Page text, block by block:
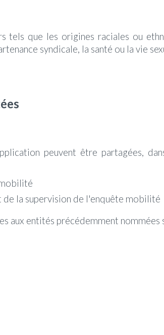
tels que les origines raciales ou
syndicale, la santé ou la vie
peuvent être partagées,
de la supervision de l'enquête mobilité
aux entités précédemment nommées